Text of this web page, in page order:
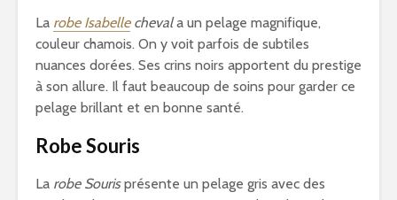
La robe Isabellechevala un pelage magnifique,
couleur chamois. On y voit parfois de subtiles
nuances dorées. Ses crins noirs apportent du prestige
à son allure. Il faut beaucoup de soins pour garder ce
pelage brillant et en bonne santé.
Robe Souris
La robe Sourisprésente un pelage gris avec des